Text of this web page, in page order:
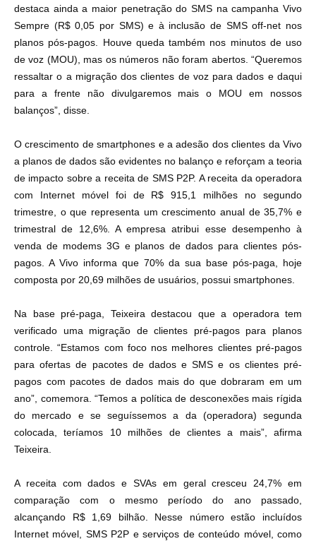
destaca ainda a maior penetração do SMS na campanha Vivo
Sempre (R$ 0,05 por SMS) e à inclusão de SMS off-net nos
planos pós-pagos. Houve queda também nos minutos de uso
de voz (MOU), mas os números não foram abertos. “Queremos
ressaltar o a migração dos clientes de voz para dados e daqui
para a frente não divulgaremos mais o MOU em nossos
balanços”, disse.
O crescimento de smartphones e a adesão dos clientes da Vivo
a planos de dados são evidentes no balanço e reforçam a teoria
de impacto sobre a receita de SMS P2P. A receita da operadora
com Internet móvel foi de R$ 915,1 milhões no segundo
trimestre, o que representa um crescimento anual de 35,7% e
trimestral de 12,6%. A empresa atribui esse desempenho à
venda de modems 3G e planos de dados para clientes pós-
pagos. A Vivo informa que 70% da sua base pós-paga, hoje
composta por 20,69 milhões de usuários, possui smartphones.
Na base pré-paga, Teixeira destacou que a operadora tem
verificado uma migração de clientes pré-pagos para planos
controle. “Estamos com foco nos melhores clientes pré-pagos
para ofertas de pacotes de dados e SMS e os clientes pré-
pagos com pacotes de dados mais do que dobraram em um
ano”, comemora. “Temos a política de desconexões mais rígida
do mercado e se seguíssemos a da (operadora) segunda
colocada, teríamos 10 milhões de clientes a mais”, afirma
Teixeira.
A receita com dados e SVAs em geral cresceu 24,7% em
comparação com o mesmo período do ano passado,
alcançando R$ 1,69 bilhão. Nesse número estão incluídos
Internet móvel, SMS P2P e serviços de conteúdo móvel, como